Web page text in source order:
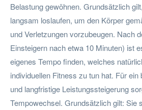
Belastung gewöhnen. Grundsätzlich
langsam loslaufen, um den Körper
und Verletzungen vorzubeugen. Nach
Einsteigern nach etwa 10 Minuten) ist
eigenes Tempo finden, welches
individuellen Fitness zu tun hat. Für
und langfristige Leistungssteigerung
Tempowechsel. Grundsätzlich gilt: Sie